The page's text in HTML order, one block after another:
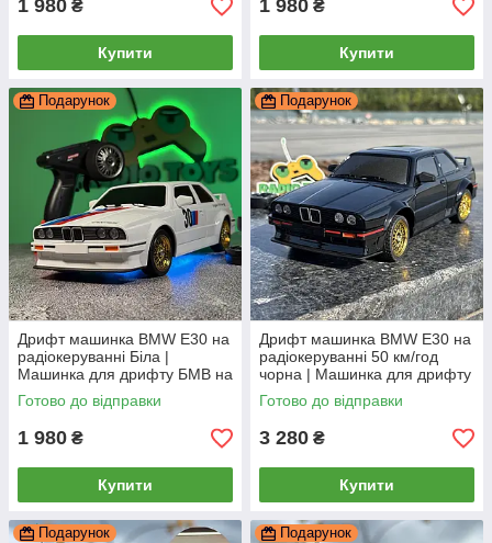
1 980 ₴
Купити
1 980 ₴
Купити
Подарунок
Дрифт машинка BMW Е30 на
радіокеруванні Біла |
Машинка для дрифту БМВ на
радіоуправлінні | На пульті на
акумуляторі
Готово до відправки
1 980 ₴
Купити
Подарунок
Дрифт машинка BMW Е30 на
радіокеруванні 50 км/год
чорна | Машинка для дрифту
БМВ на радіоуправлінні | На
пульті з гіроскопом
Готово до відправки
3 280 ₴
Купити
Подарунок Подарунок